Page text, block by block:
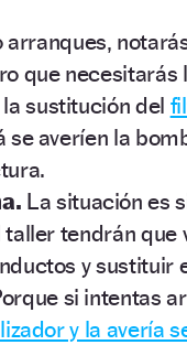
arranques,
que necesitarás
sustitución del
se averíen la
La situación es
tendrán que
y sustituir
si intentas
y la avería